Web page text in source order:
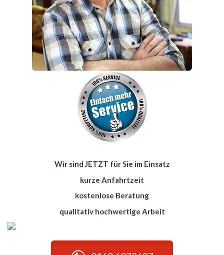
Wir sind JETZT für Sie im Einsatz
kurze Anfahrtzeit
kostenlose Beratung
qualitativ hochwertige Arbeit